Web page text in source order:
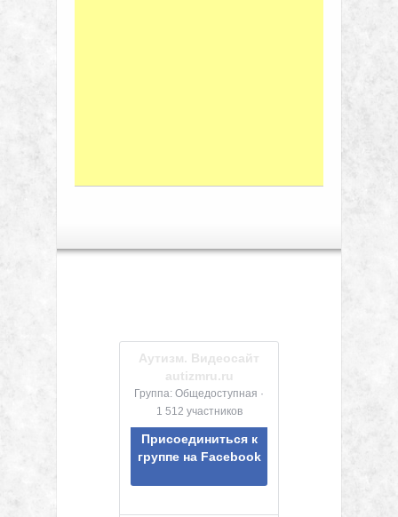
Аутизм. Видеосайт
autizmru.ru
Группа: Общедоступная ·
1 512 участников
Присоединиться к
группе на Facebook